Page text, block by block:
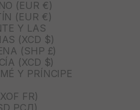
(EUR €)
(EUR €)
Y LAS
(XCD $)
(SHP £)
(XCD $)
Y PRÍNCIPE
FR)
РСД)